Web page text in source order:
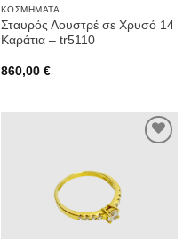
ΚΟΣΜΉΜΑΤΑ
Σταυρός Λουστρέ σε Χρυσό 14
Καράτια – tr5110
860,00 €